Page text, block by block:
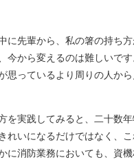
に先輩から、私の箸の持ち
今から変えるのは難しいで
思っているより周りの人か
を実践してみると、二十数
れいになるだけではなく、
に消防業務においても、資